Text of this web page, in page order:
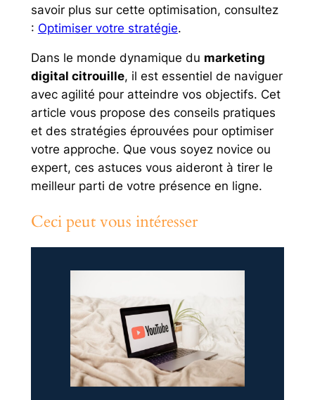
savoir plus sur cette optimisation, consultez
: Optimiser votre stratégie.
Dans le monde dynamique du marketing
digital citrouille, il est essentiel de naviguer
avec agilité pour atteindre vos objectifs. Cet
article vous propose des conseils pratiques
et des stratégies éprouvées pour optimiser
votre approche. Que vous soyez novice ou
expert, ces astuces vous aideront à tirer le
meilleur parti de votre présence en ligne.
Ceci peut vous intéresser